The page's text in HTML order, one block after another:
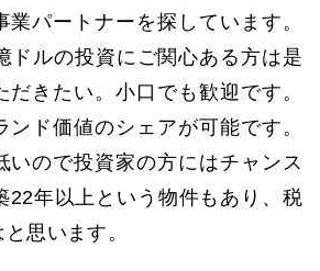
業パートナーを探しています。
ドルの投資にご関心ある方は是
きたい。小口でも歓迎です。
ド価値のシェアが可能です。
いので投資家の方にはチャンス
年以上という物件もあり、税
思います。